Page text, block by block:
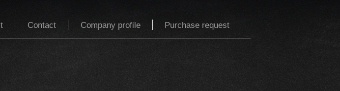
Contact Company profile Purchase request